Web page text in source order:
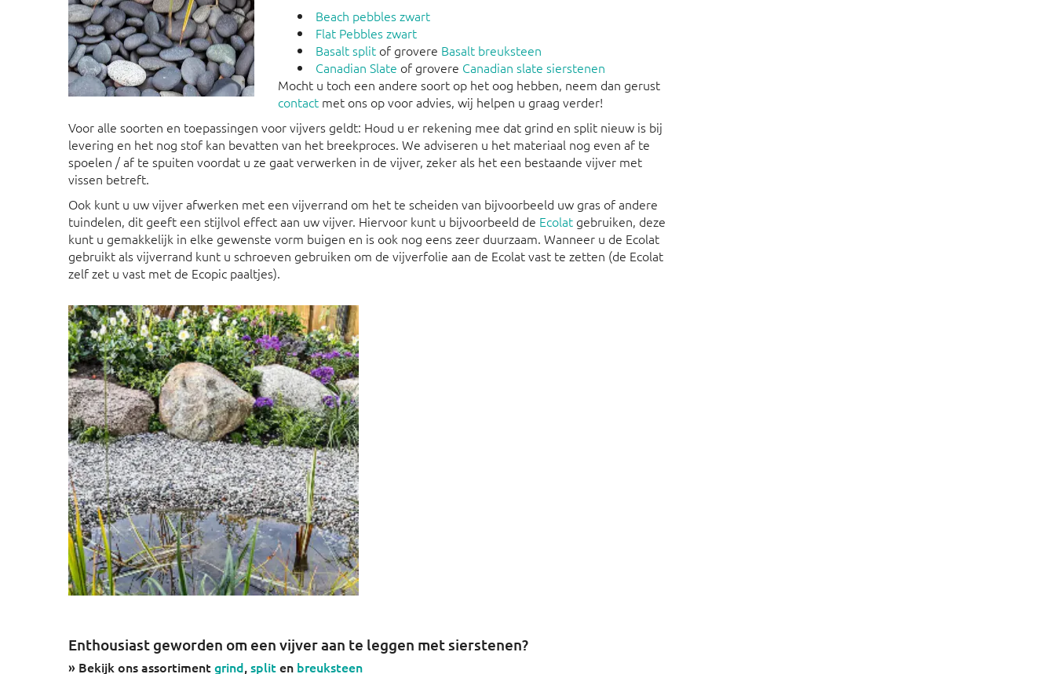
Beach pebbles zwart
Flat Pebbles zwart
Basalt splitof grovere Basalt breuksteen
Canadian Slate of grovere Canadian slate sierstenen
Mocht u toch een andere soort op het oog hebben, neem dan gerust
contactmet ons op voor advies, wij helpen u graag verder!
Voor alle soorten en toepassingen voor vijvers geldt: Houd u er rekening mee dat grind en split nieuw is bij
levering en het nog stof kan bevatten van het breekproces. We adviseren u het materiaal nog even af te
spoelen / af te spuiten voordat u ze gaat verwerken in de vijver, zeker als het een bestaande vijver met
vissen betreft.
Ook kunt u uw vijver afwerken met een vijverrand om het te scheiden van bijvoorbeeld uw gras of andere
tuindelen, dit geeft een stijlvol effect aan uw vijver. Hiervoor kunt u bijvoorbeeld de Ecolat gebruiken, deze
kunt u gemakkelijk in elke gewenste vorm buigen en is ook nog eens zeer duurzaam. Wanneer u de Ecolat
gebruikt als vijverrand kunt u schroeven gebruiken om de vijverfolie aan de Ecolat vast te zetten (de Ecolat
zelf zet u vast met de Ecopic paaltjes).
Enthousiast geworden om een vijver aan te leggen met sierstenen?
» Bekijk ons assortimentgrind,spliten breuksteen